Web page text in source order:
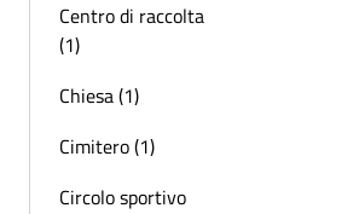
Centro di raccolta
(1)
Chiesa (1)
Cimitero (1)
Circolo sportivo